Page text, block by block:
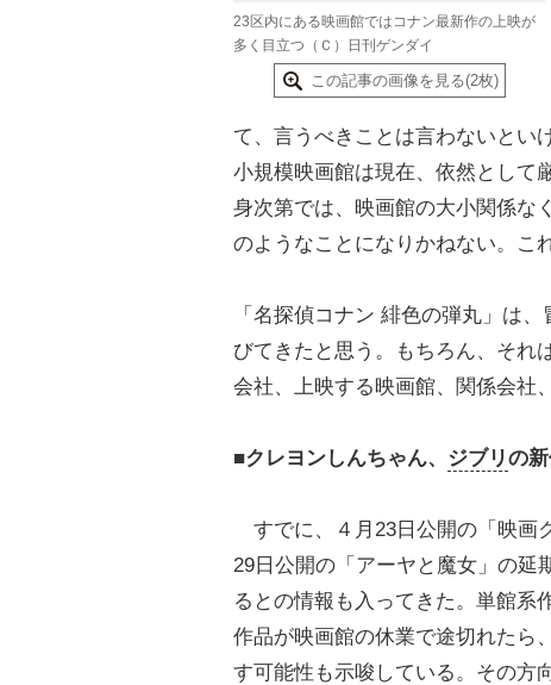
23区内にある映画館ではコナン最新作の上映が
多く目立つ（Ｃ）日刊ゲンダイ
この記事の画像を見る(2枚)
て、言うべきことは言わないとい
小規模映画館は現在、依然として
身次第では、映画館の大小関係な
のようなことになりかねない。こ
「名探偵コナン 緋色の弾丸」は
びてきたと思う。もちろん、それ
会社、上映する映画館、関係会社
■クレヨンしんちゃん、 ジブリの
すでに、４月23日公開の「映画
29日公開の「アーヤと魔女」の延
るとの情報も入ってきた。単館系
作品が映画館の休業で途切れたら
す可能性も示唆している。その方